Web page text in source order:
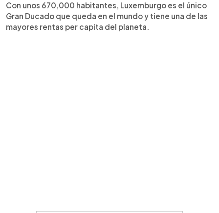
Con unos 670,000 habitantes, Luxemburgo es el único
Gran Ducado que queda en el mundo y tiene una de las
mayores rentas per capita del planeta.